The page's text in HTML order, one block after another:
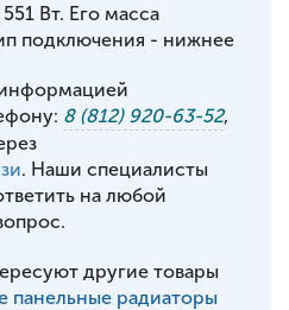
Вт. Его масса
подключения - нижнее
8 (812) 920-63-52,
. Наши специалисты
на любой
другие товары
панельные радиаторы